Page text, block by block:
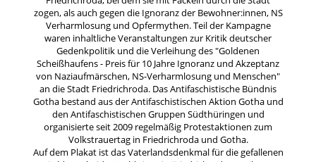
zogen, als auch gegen die Ignoranz der Bewohner:innen, NS
Verharmlosung und Opfermythen. Teil der Kampagne
waren inhaltliche Veranstaltungen zur Kritik deutscher
Gedenkpolitik und die Verleihung des "Goldenen
Scheißhaufens - Preis für 10 Jahre Ignoranz und Akzeptanz
von Naziaufmärschen, NS-Verharmlosung und Menschen"
an die Stadt Friedrichroda. Das Antifaschistische Bündnis
Gotha bestand aus der Antifaschistischen Aktion Gotha und
den Antifaschistischen Gruppen Südthüringen und
organisierte seit 2009 regelmäßig Protestaktionen zum
Volkstrauertag in Friedrichroda und Gotha.
Auf dem Plakat ist das Vaterlandsdenkmal für die gefallenen